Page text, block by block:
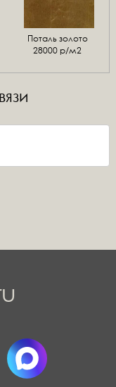
Поталь золото
28000 р/м2